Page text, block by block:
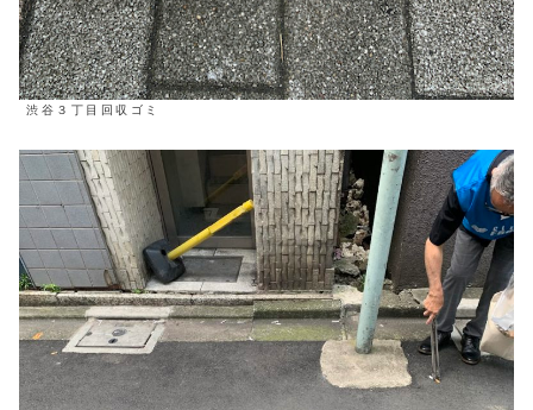
渋谷３丁目回収ゴミ